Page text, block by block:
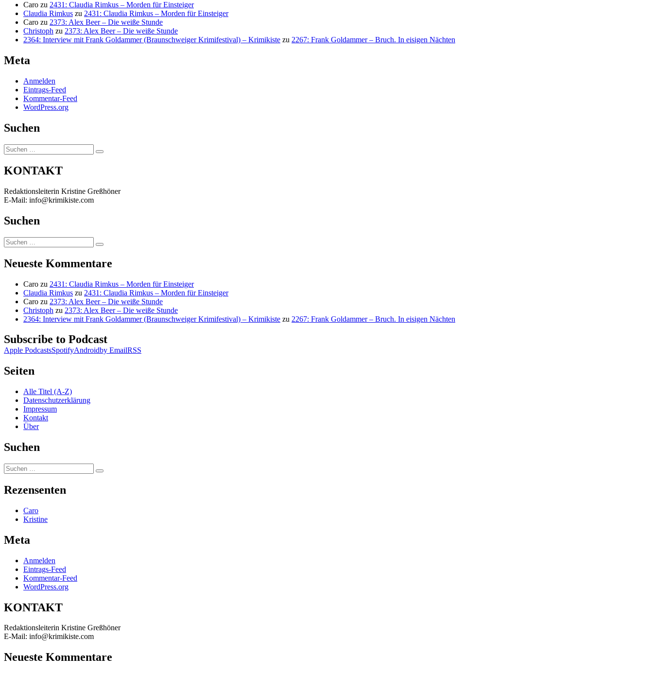
Caro zu 2431: Claudia Rimkus – Morden für Einsteiger
Claudia Rimkus zu 2431: Claudia Rimkus – Morden für Einsteiger
Caro zu 2373: Alex Beer – Die weiße Stunde
Christoph zu 2373: Alex Beer – Die weiße Stunde
2364: Interview mit Frank Goldammer (Braunschweiger Krimifestival) – Krimikiste zu 2267: Frank Goldammer – Bruch. In eisigen Nächten
Meta
Anmelden
Eintrags-Feed
Kommentar-Feed
WordPress.org
Suchen
Suchen
nach:
Suchen
KONTAKT
Redaktionsleiterin Kristine Greßhöner
E-Mail: info@krimikiste.com
Suchen
Suchen
nach:
Suchen
Neueste Kommentare
Caro zu 2431: Claudia Rimkus – Morden für Einsteiger
Claudia Rimkus zu 2431: Claudia Rimkus – Morden für Einsteiger
Caro zu 2373: Alex Beer – Die weiße Stunde
Christoph zu 2373: Alex Beer – Die weiße Stunde
2364: Interview mit Frank Goldammer (Braunschweiger Krimifestival) – Krimikiste zu 2267: Frank Goldammer – Bruch. In eisigen Nächten
Subscribe to Podcast
Apple PodcastsSpotifyAndroidby EmailRSS
Seiten
Alle Titel (A-Z)
Datenschutzerklärung
Impressum
Kontakt
Über
Suchen
Suchen
nach:
Suchen
Rezensenten
Caro
Kristine
Meta
Anmelden
Eintrags-Feed
Kommentar-Feed
WordPress.org
KONTAKT
Redaktionsleiterin Kristine Greßhöner
E-Mail: info@krimikiste.com
Neueste Kommentare